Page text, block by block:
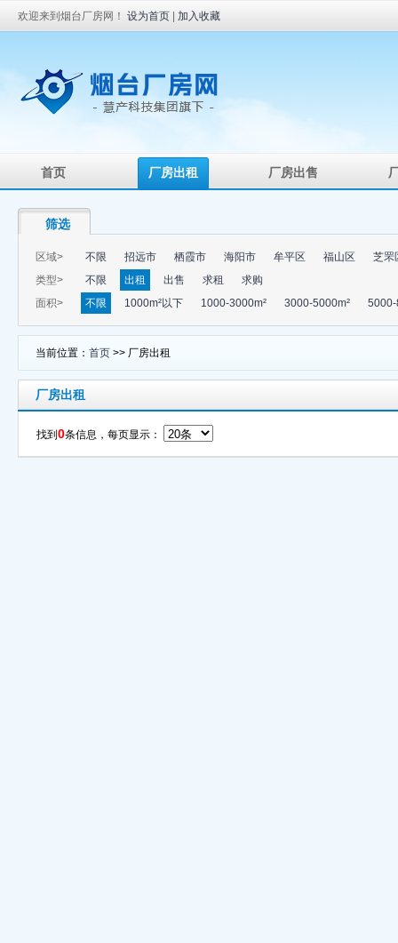
欢迎来到烟台厂房网！ 设为首页 加入收藏
首页 厂房出租 厂房出售
筛选
区域> 不限 招远市 栖霞市 海阳市 牟平区 福山区
芝罘
类型>
不限 出租 出售 求租
求购
面积>
不限 1000m²以下 1000-3000m² 3000-5000m² 5000-
当前位置： 首页 >> 厂房出租
厂房出租
找到 0条信息，每页显示：